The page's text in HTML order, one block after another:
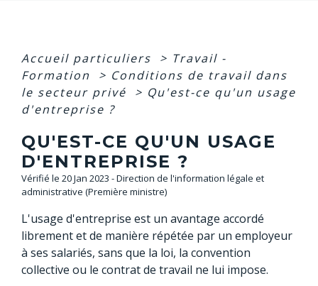
Accueil particuliers > Travail -
Formation
> Conditions de travail dans
le secteur privé
> Qu'est-ce qu'un usage
d'entreprise ?
QU'EST-CE QU'UN USAGE
D'ENTREPRISE ?
Vérifié le 20 Jan 2023 - Direction de l'information légale et
administrative (Première ministre)
L'usage d'entreprise est un avantage accordé
librement et de manière répétée par un employeur
à ses salariés, sans que la loi, la convention
collective ou le contrat de travail ne lui impose.